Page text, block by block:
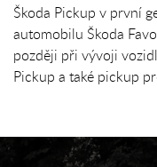
Škoda Pickup v první
automobilu Škoda
později při vývoji
Pickup a také pickup